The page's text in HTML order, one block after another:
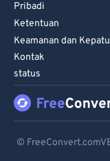
Pribadi
Ketentuan
Keamanan dan
Kontak
status
©